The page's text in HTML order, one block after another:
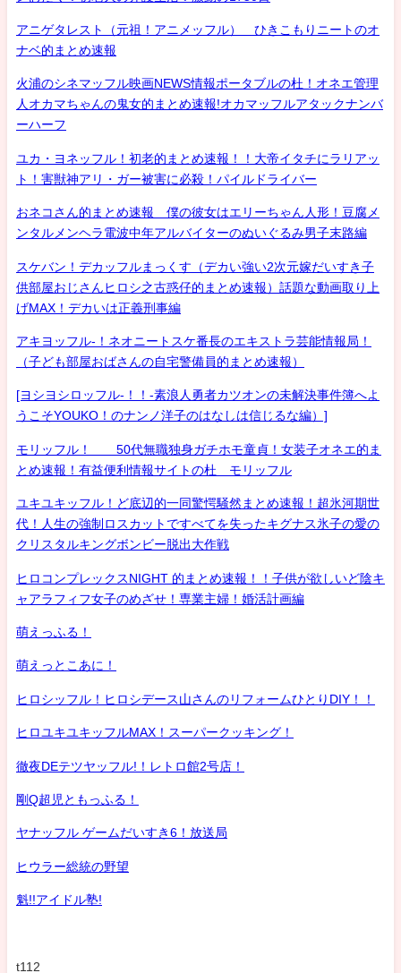
アニゲタレスト（元祖！アニメッフル） ひきこもりニートのオ
ナベ的まとめ速報
火浦のシネマッフル映画NEWS情報ポータブルの杜！オネエ管理
人オカマちゃんの鬼女的まとめ速報!オカマッフルアタックナンバ
ーハーフ
ユカ・ヨネッフル！初老的まとめ速報！！大帝イタチにラリアッ
ト！害獣神アリ・ガー被害に必殺！パイルドライバー
おネコさん的まとめ速報 僕の彼女はエリーちゃん人形！豆腐メ
ンタルメンヘラ電波中年アルバイターのぬいぐるみ男子末路編
スケバン！デカッフルまっくす（デカい強い2次元嫁だいすき子
供部屋おじさんヒロシ之古惑仔的まとめ速報）話題な動画取り上
げMAX！デカいは正義刑事編
アキヨッフル-！ネオニートスケ番長のエキストラ芸能情報局！
（子ども部屋おばさんの自宅警備員的まとめ速報）
[ヨシヨシロッフル-！！-素浪人勇者カツオンの未解決事件簿へよ
うこそYOUKO！のナンノ洋子のはなしは信じるな編）]
モリッフル！ 50代無職独身ガチホモ童貞！女装子オネエ的ま
とめ速報！有益便利情報サイトの杜 モリッフル
ユキユキッフル！ど底辺的一同驚愕騒然まとめ速報！超氷河期世
代！人生の強制ロスカットですべてを失ったキグナス氷子の愛の
クリスタルキングボンビー脱出大作戦
ヒロコンプレックスNIGHT 的まとめ速報！！子供が欲しいど陰キ
ャアラフィフ女子のめざせ！専業主婦！婚活計画編
萌えっふる！
萌えっとこあに！
ヒロシッフル！ヒロシデース山さんのリフォームひとりDIY！！
ヒロユキユキッフルMAX！スーパークッキング！
徹夜DEテツヤッフル!！レトロ館2号店！
剛Q超児ともっふる！
ヤナッフル ゲームだいすき6！放送局
ヒウラー総統の野望
魁!!アイドル塾!
t112